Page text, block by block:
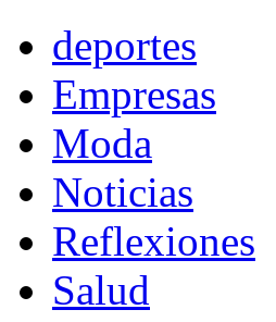
deportes
Empresas
Moda
Noticias
Reflexiones
Salud